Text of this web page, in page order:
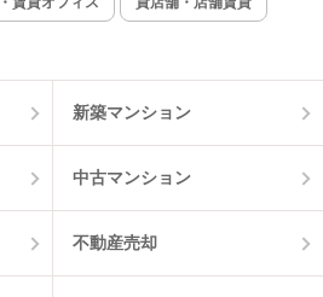
新築マンション
中古マンション
不動産売却